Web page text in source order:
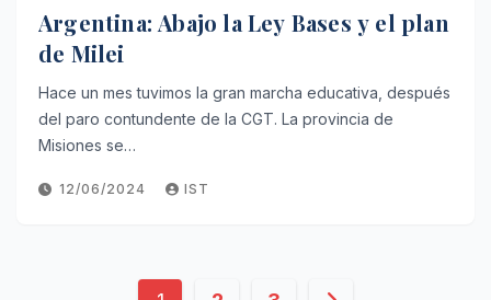
Argentina: Abajo la Ley Bases y el plan
de Milei
Hace un mes tuvimos la gran marcha educativa, después
del paro contundente de la CGT. La provincia de
Misiones se…
12/06/2024 IST